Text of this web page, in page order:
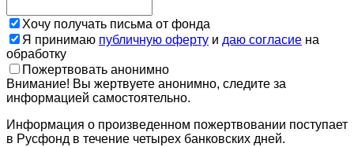
Хочу получать письма от фонда
Я принимаю публичную оферту и даю согласие на
обработку
Пожертвовать анонимно
Внимание! Вы жертвуете анонимно, следите за
информацией самостоятельно.
Информация о произведенном пожертвовании поступает
в Русфонд в течение четырех банковских дней.